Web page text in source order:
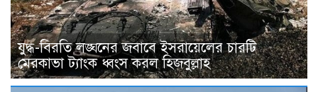
যুদ্ধ-বিরতি লঙ্ঘনের জবাবে ইসরায়েলের চারটি
মেরকাভা ট্যাংক ধ্বংস করল হিজবুল্লাহ